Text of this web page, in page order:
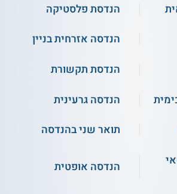
הנדסת פלסטיקה
הנדסה אזרחית בניין
הנדסת תקשורת
הנדסה גרעינית
תואר שני בהנדסה
הנדסה אופטית